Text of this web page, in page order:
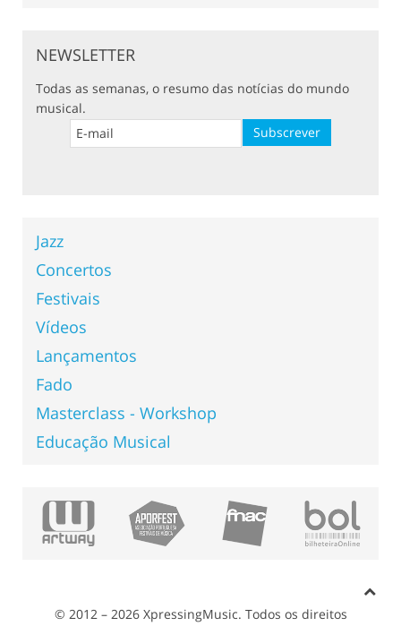
NEWSLETTER
Todas as semanas, o resumo das notícias do mundo
musical.
Jazz
Concertos
Festivais
Vídeos
Lançamentos
Fado
Masterclass - Workshop
Educação Musical
© 2012 – 2026 XpressingMusic. Todos os direitos